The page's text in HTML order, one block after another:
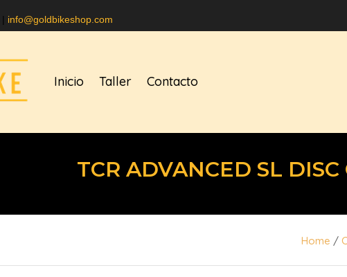
| info@goldbikeshop.com
Inicio Taller Contacto
TCR ADVANCED SL DISC
Home /